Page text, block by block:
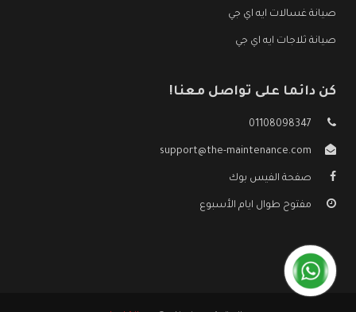
صيانة غسالات ايه اي جي
صيانة ثلاجات ايه اي جي
كن دائما على تواصل معنا!
01108098347
support@the-maintenance.com
صفحة الفيس بوك
مفتوح طوال ايام الأسبوع